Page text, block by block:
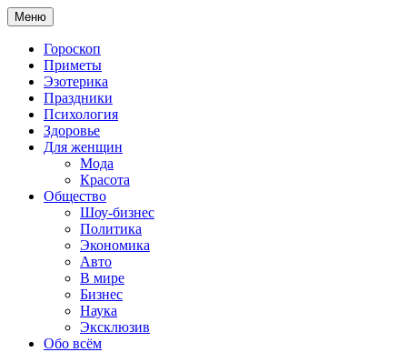
Меню
Гороскоп
Приметы
Эзотерика
Праздники
Психология
Здоровье
Для женщин
Мода
Красота
Общество
Шоу-бизнес
Политика
Экономика
Авто
В мире
Бизнес
Наука
Эксклюзив
Обо всём